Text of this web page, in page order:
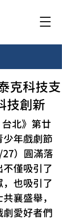
克科技支
技創新
台北》第廿
年戲劇節
）圓滿落
僅吸引了
也吸引了
襄盛舉，
愛好者們